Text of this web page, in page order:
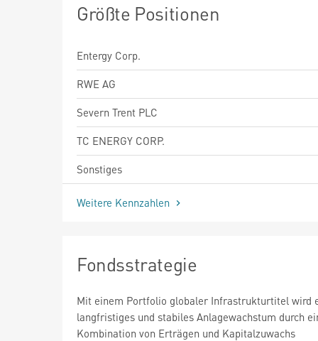
Größte Positionen
Entergy Corp.
RWE AG
Severn Trent PLC
TC ENERGY CORP.
Sonstiges
Weitere Kennzahlen
Fondsstrategie
Mit einem Portfolio globaler Infrastrukturtitel wird
langfristiges und stabiles Anlagewachstum durch
Kombination von Erträgen und Kapitalzuwachs